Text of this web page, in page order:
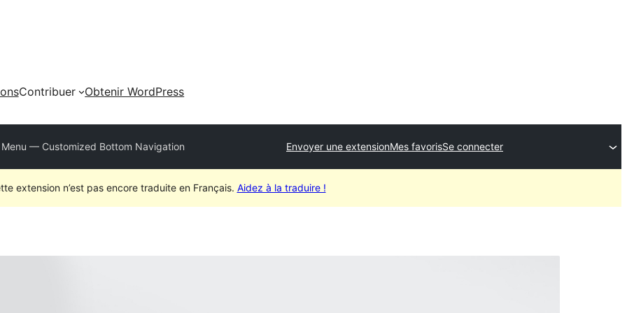
Contribuer
Obtenir WordPress
Menu — Customized Bottom Navigation Envoyer une extensionMes favorisSe connecter
extension n’est pas encore traduite en Français. Aidez à la traduire !